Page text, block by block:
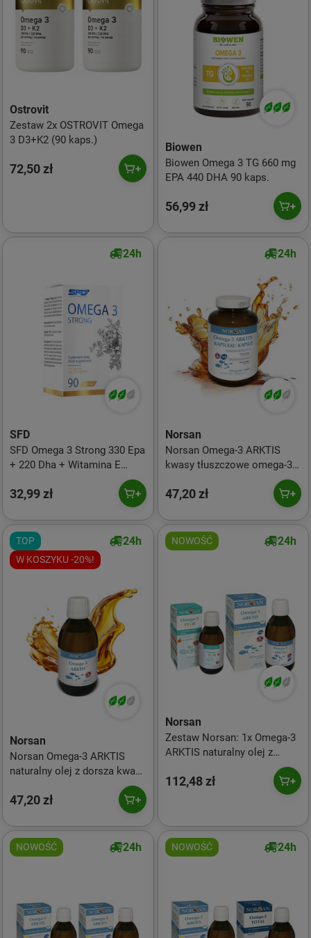
Ostrovit
Zestaw 2x OSTROVIT Omega
3 D3+K2 (90 kaps.)
72,50 zł
Biowen
Biowen Omega 3 TG 660 mg
EPA 440 DHA 90 kaps.
56,99 zł
24h
SFD
SFD Omega 3 Strong 330 Epa
+ 220 Dha + Witamina E
32,99 zł
24h
Norsan
Norsan Omega-3 ARKTIS
kwasy tłuszczowe omega-3
47,20 zł
TOP
W KOSZYKU -20%!
24h
Norsan
Norsan Omega-3 ARKTIS
naturalny olej z dorsza kwasy
cytrynowy
47,20 zł
NOWOŚĆ 24h
Norsan
Zestaw Norsan: 1x Omega-3
ARKTIS naturalny olej z
dorsza kwasy EPA i DHA 200
ml smak cytrynowy i 1x
Omega-3 Fisk dla dzieci 150
112,48 zł
NOWOŚĆ 24h NOWOŚĆ 24h